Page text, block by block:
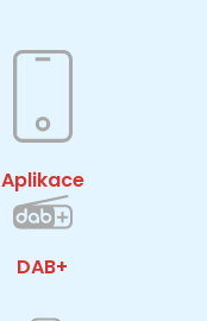
Aplikace
DAB+